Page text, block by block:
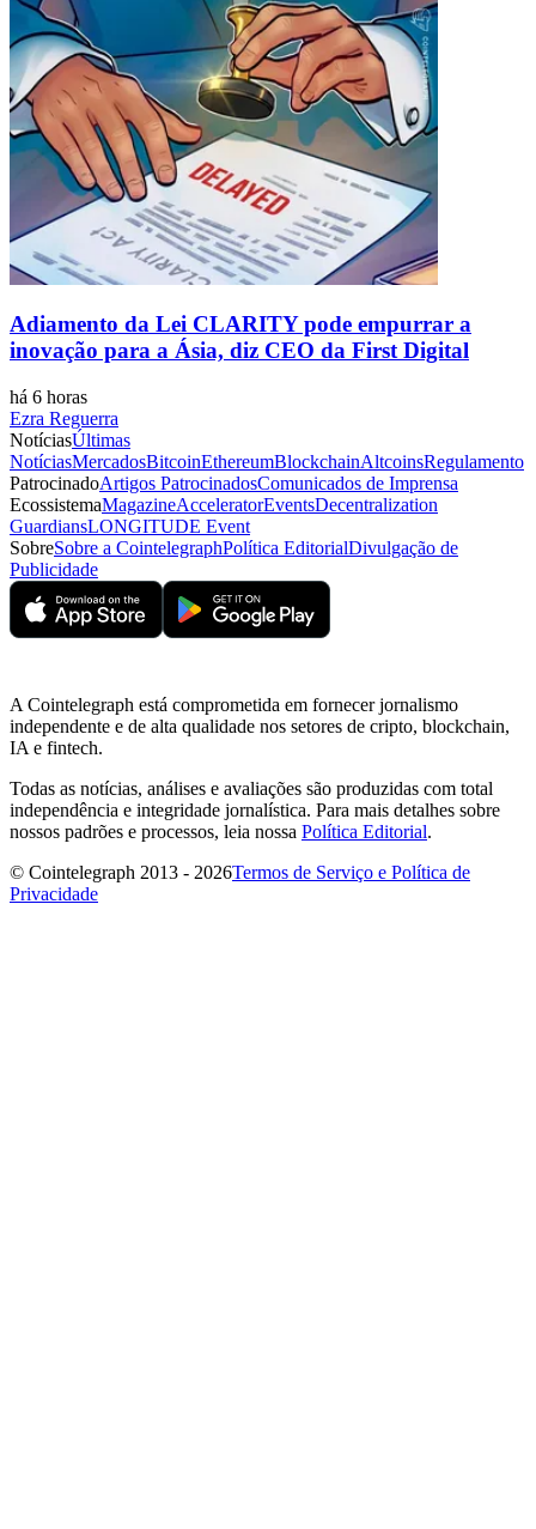
Adiamento da Lei CLARITY pode empurrar a
inovação para a Ásia, diz CEO da First Digital
há 6 horas
Ezra Reguerra
NotíciasÚltimas
NotíciasMercadosBitcoinEthereumBlockchainAltcoinsRegulamento
PatrocinadoArtigos PatrocinadosComunicados de Imprensa
EcossistemaMagazineAcceleratorEventsDecentralization
GuardiansLONGITUDE Event
SobreSobre a CointelegraphPolítica EditorialDivulgação de
Publicidade
A Cointelegraph está comprometida em fornecer jornalismo
independente e de alta qualidade nos setores de cripto, blockchain,
IA e fintech.
Todas as notícias, análises e avaliações são produzidas com total
independência e integridade jornalística. Para mais detalhes sobre
nossos padrões e processos, leia nossa Política Editorial.
© Cointelegraph 2013 - 2026Termos de Serviço e Política de
Privacidade